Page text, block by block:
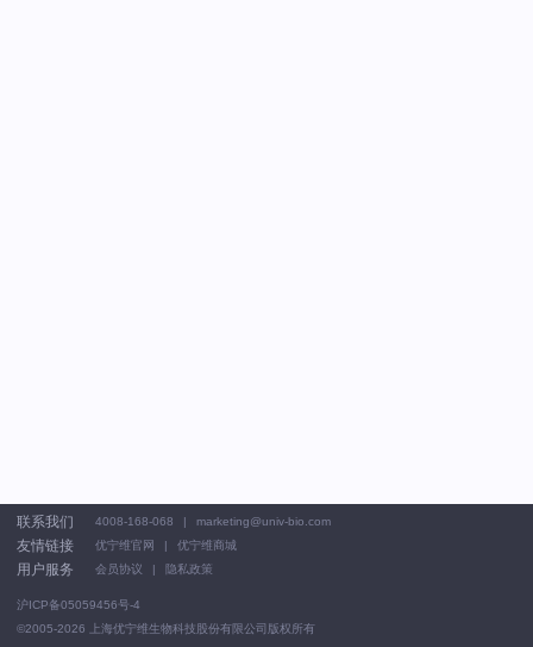
联系我们 4008-168-068 marketing@univ-bio.com
友情链接 优宁维官网 优宁维商城
用户服务 会员协议 隐私政策
沪ICP备05059456号-4
©2005-2026 上海优宁维生物科技股份有限公司版权所有